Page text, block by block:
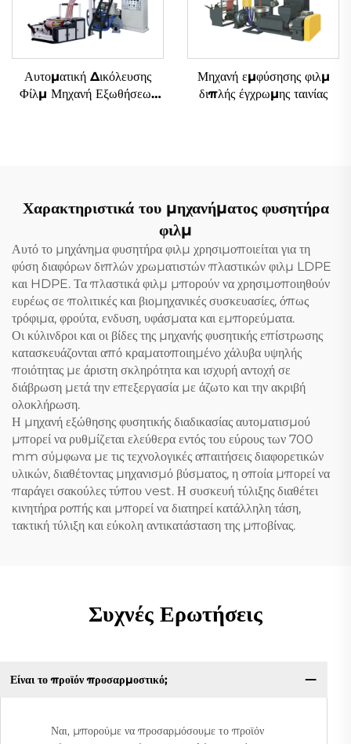
Αυτοματική Δικόλευσης
Φίλμ Μηχανή Εξωθήσεως
Μηχανή εμφύσησης φιλμ
διπλής έγχρωμης ταινίας
Χαρακτηριστικά του μηχανήματος φυσητήρα
φιλμ
Αυτό το μηχάνημα φυσητήρα φιλμ χρησιμοποιείται για τη
φύση διαφόρων διπλών χρωματιστών πλαστικών φιλμ LDPE
και HDPE. Τα πλαστικά φιλμ μπορούν να χρησιμοποιηθούν
ευρέως σε πολιτικές και βιομηχανικές συσκευασίες, όπως
τρόφιμα, φρούτα, ενδυση, υφάσματα και εμπορεύματα.
Οι κύλινδροι και οι βίδες της μηχανής φυσητικής επίστρωσης
κατασκευάζονται από κραματοποιημένο χάλυβα υψηλής
ποιότητας με άριστη σκληρότητα και ισχυρή αντοχή σε
διάβρωση μετά την επεξεργασία με άζωτο και την ακριβή
ολοκλήρωση.
Η μηχανή εξώθησης φυσητικής διαδικασίας αυτοματισμού
μπορεί να ρυθμίζεται ελεύθερα εντός του εύρους των 700
mm σύμφωνα με τις τεχνολογικές απαιτήσεις διαφορετικών
υλικών, διαθέτοντας μηχανισμό βύσματος, η οποία μπορεί να
παράγει σακούλες τύπου vest. Η συσκευή τύλιξης διαθέτει
κινητήρα ροπής και μπορεί να διατηρεί κατάλληλη τάση,
τακτική τύλιξη και εύκολη αντικατάσταση της μποβίνας.
Συχνές Ερωτήσεις
Είναι το προϊόν προσαρμοστικό;
Ναι, μπορούμε να προσαρμόσουμε το προϊόν